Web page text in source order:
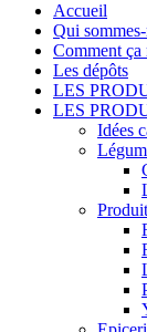
Accueil
Qui
Comment ça
Les dépôts
LES
LES
Idées